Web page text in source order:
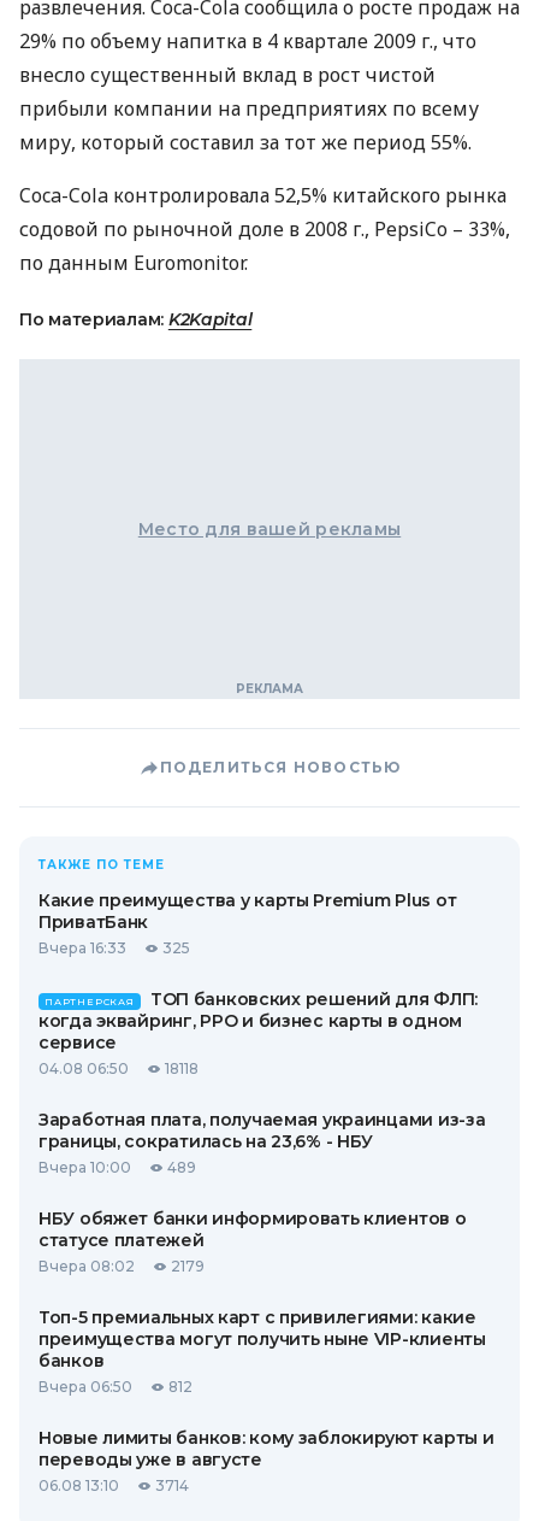
развлечения. Coca-Cola сообщила о росте продаж на
29% по объему напитка в 4 квартале 2009 г., что
внесло существенный вклад в рост чистой
прибыли компании на предприятиях по всему
миру, который составил за тот же период 55%.
Coca-Cola контролировала 52,5% китайского рынка
содовой по рыночной доле в 2008 г., PepsiCo – 33%,
по данным Euromonitor.
По материалам: K2Kapital
Место для вашей рекламы
ПОДЕЛИТЬСЯ НОВОСТЬЮ
ТАКЖЕ ПО ТЕМЕ
Какие преимущества у карты Premium Plus от
ПриватБанк
Вчера 16:33 325
ПАРТНЕРСКАЯ
ТОП банковских решений для ФЛП:
когда эквайринг, РРО и бизнес карты в одном
сервисе
04.08 06:50 18118
Заработная плата, получаемая украинцами из-за
границы, сократилась на 23,6% - НБУ
Вчера 10:00 489
НБУ обяжет банки информировать клиентов о
статусе платежей
Вчера 08:02 2179
Топ-5 премиальных карт с привилегиями: какие
преимущества могут получить ныне VIP-клиенты
банков
Вчера 06:50 812
Новые лимиты банков: кому заблокируют карты и
переводы уже в августе
06.08 13:10 3714